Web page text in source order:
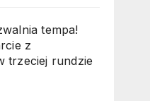
tempa!
z
trzeciej rundzie